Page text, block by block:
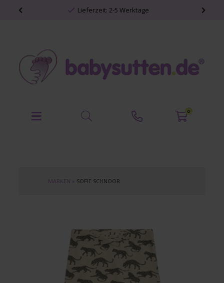
Lieferzeit: 2-5 Werktage
0
MARKEN SOFIE SCHNOOR